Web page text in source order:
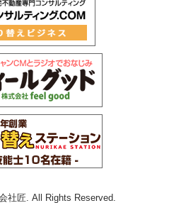
社匠. All Rights Reserved.